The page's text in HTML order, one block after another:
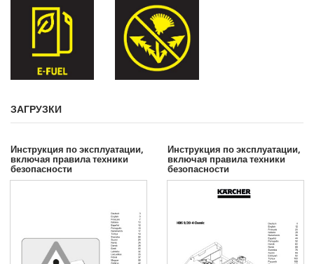
ЗАГРУЗКИ
Инструкция по эксплуатации,
включая правила техники
безопасности
Инструкция по эксплуатации,
включая правила техники
безопасности